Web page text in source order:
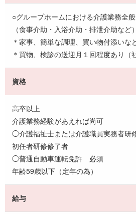
○グループホームにおける介護業務全般
（食事介助・入浴介助・排泄介助など）
＊家事、簡単な調理、買い物付添いな
＊買物、検診の送迎月１回程度あり（
資格
高卒以上
介護業務経験があえれば尚可
◯介護福祉士または介護職員実務者研
初任者研修修了者
◯普通自動車運転免許 必須
年齢59歳以下（定年の為）
給与